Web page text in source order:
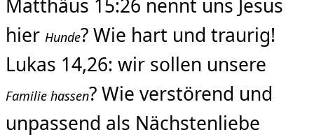
Matthäus 15:26 nennt uns Jesus
hier Hunde? Wie hart und traurig!
Lukas 14,26: wir sollen unsere
Familie hassen? Wie verstörend und
unpassend als Nächstenliebe